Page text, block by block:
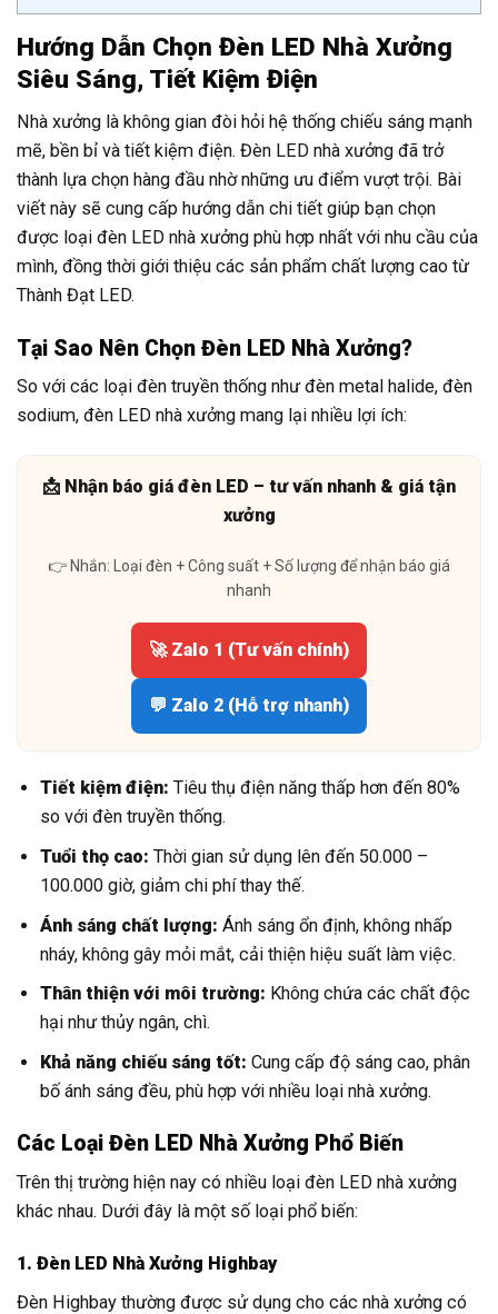
Hướng Dẫn Chọn Đèn LED Nhà Xưởng
Siêu Sáng, Tiết Kiệm Điện
Nhà xưởng là không gian đòi hỏi hệ thống chiếu sáng mạnh
mẽ, bền bỉ và tiết kiệm điện. Đèn LED nhà xưởng đã trở
thành lựa chọn hàng đầu nhờ những ưu điểm vượt trội. Bài
viết này sẽ cung cấp hướng dẫn chi tiết giúp bạn chọn
được loại đèn LED nhà xưởng phù hợp nhất với nhu cầu của
mình, đồng thời giới thiệu các sản phẩm chất lượng cao từ
Thành Đạt LED.
Tại Sao Nên Chọn Đèn LED Nhà Xưởng?
So với các loại đèn truyền thống như đèn metal halide, đèn
sodium, đèn LED nhà xưởng mang lại nhiều lợi ích:
📩 Nhận báo giá đèn LED – tư vấn nhanh & giá tận
xưởng
👉 Nhắn: Loại đèn + Công suất + Số lượng để nhận báo giá
nhanh
🚀 Zalo 1 (Tư vấn chính)
💬 Zalo 2 (Hỗ trợ nhanh)
Tiết kiệm điện: Tiêu thụ điện năng thấp hơn đến 80%
so với đèn truyền thống.
Tuổi thọ cao: Thời gian sử dụng lên đến 50.000 –
100.000 giờ, giảm chi phí thay thế.
Ánh sáng chất lượng: Ánh sáng ổn định, không nhấp
nháy, không gây mỏi mắt, cải thiện hiệu suất làm việc.
Thân thiện với môi trường: Không chứa các chất độc
hại như thủy ngân, chì.
Khả năng chiếu sáng tốt: Cung cấp độ sáng cao, phân
bố ánh sáng đều, phù hợp với nhiều loại nhà xưởng.
Các Loại Đèn LED Nhà Xưởng Phổ Biến
Trên thị trường hiện nay có nhiều loại đèn LED nhà xưởng
khác nhau. Dưới đây là một số loại phổ biến:
1. Đèn LED Nhà Xưởng Highbay
Đèn Highbay thường được sử dụng cho các nhà xưởng có